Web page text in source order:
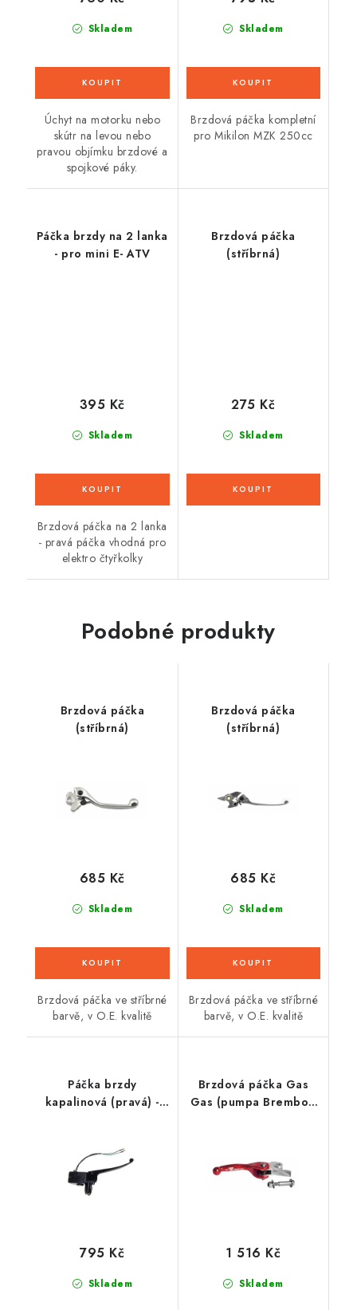
Skladem
Úchyt na motorku nebo
skútr na levou nebo
pravou objímku brzdové a
spojkové páky.
Skladem
Brzdová páčka kompletní
pro Mikilon MZK 250cc
Páčka brzdy na 2 lanka
- pro mini E- ATV
Skladem
395 Kč
Brzdová páčka na 2 lanka
- pravá páčka vhodná pro
elektro čtyřkolky
Brzdová páčka
(stříbrná)
Skladem
275 Kč
Podobné produkty
Brzdová páčka
(stříbrná)
Skladem
685 Kč
Brzdová páčka ve stříbrné
barvě, v O.E. kvalitě
Brzdová páčka
(stříbrná)
Skladem
685 Kč
Brzdová páčka ve stříbrné
barvě, v O.E. kvalitě
Páčka brzdy
kapalinová (pravá) -
Skladem
795 Kč
Brzdová páčka Gas
Gas (pumpa Brembo),
Skladem
1 516 Kč